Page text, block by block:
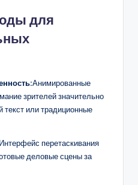
для
Анимированные
зрителей значительно
или традиционные
Интерфейс перетаскивания
деловые сцены за